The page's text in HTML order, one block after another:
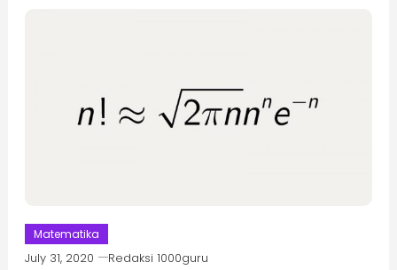
Matematika
July 31, 2020 Redaksi 1000guru